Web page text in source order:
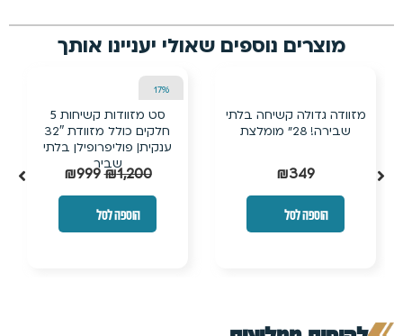
מזוודת 28 אינץ’
TITANIUMצבע שמנת דגם
₪399
349
הוספה לסל
24%
מזוודת טרולי קשיחה בלתי
שבירה עם ביוטי קייס תואם
₪249
₪190
הוספה לסל